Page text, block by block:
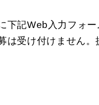
記Web入力フォ
受け付けません